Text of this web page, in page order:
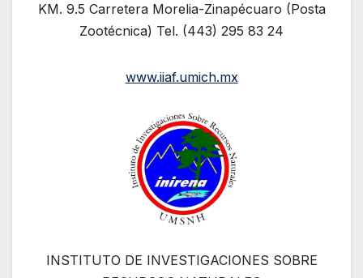
KM. 9.5 Carretera Morelia-Zinapécuaro (Posta
Zootécnica) Tel. (443) 295 83 24
www.iiaf.umich.mx
INSTITUTO DE INVESTIGACIONES SOBRE